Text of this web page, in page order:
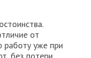
от
работу уже при